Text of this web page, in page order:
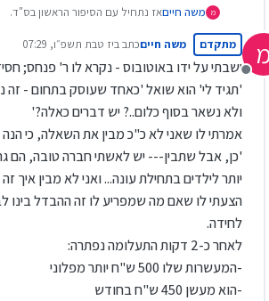
מ משה חייםאז נתחיל עם הסיפור הראשון בס"ד.
משפחת ש. מתגוררים במרכז, נשואים כ-25 שנה, והתחילו כבר
הם היו כבר בתהליך קבוצתי בעבר,
הם הגיעו כבר עם תמונת מצב די
ומטבע הדברים ההוצאות גדולות -
בקיצור, לאחר כל ההכנסות שלו ושלה,
-חסר להם עוד 3 אלף להוצאות המחיה ביום-יום,
טוב, אז אני שואל אותם 'מה
'יש איזה משהו שמתבשל' אומרת
בסופו של דבר השאיפה שלנו היא
להביא מעבודת כפיים?'
האשה מגיבה מיד עם ביטחון עצמי מלא
והבעל משיב לעומתה:
הצלחה רבה לכולנו! מנותק
מתקדם משה חייםכתב ביז טבת תשפ״ו, 07:29
נערך לאחרונה על ידי
ישבתי על ידו באוטובוס - נקרא לו ר' פנחס; חסיד
'תגיד לי'הוא שואל'כאחד שעוסק בתחום - זה נורמלי
ולא נשאר בסוף כלום..? יש דברים כאלה?'
אמרתי לו שאני לא כ"כ מבין את השאלה, כי
'כן, אבל שתבין--- יש לאשתי חברה טובה, הם
יותר לילדים בתחילת עונה... ואני לא מבין איך זה
הצעתי לו שאם מה שמפריע לו זה ההבדל בינו
לחידה.
לאחר כ-2 דקות התעלומה נפתרה:
-המעשרות שלו 500 ש"ח יותר מפלוני
-הוא מעשן 450 ש"ח בחודש